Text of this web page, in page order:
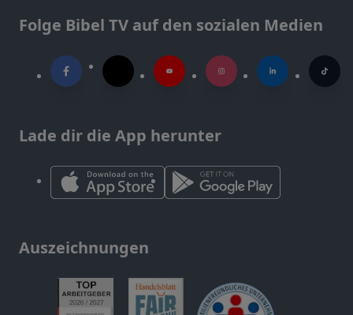
Folge Bibel TV auf den sozialen Medien
Lade dir die App herunter
Auszeichnungen